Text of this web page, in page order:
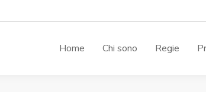
Home Chi sono Regie